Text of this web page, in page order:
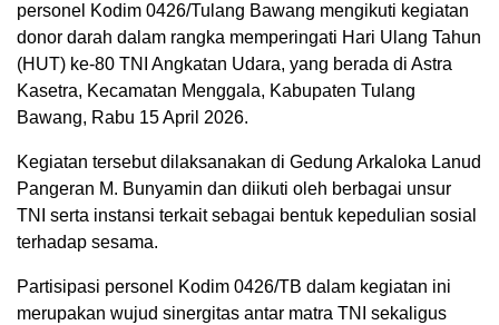
personel Kodim 0426/Tulang Bawang mengikuti kegiatan
donor darah dalam rangka memperingati Hari Ulang Tahun
(HUT) ke-80 TNI Angkatan Udara, yang berada di Astra
Kasetra, Kecamatan Menggala, Kabupaten Tulang
Bawang, Rabu 15 April 2026.
Kegiatan tersebut dilaksanakan di Gedung Arkaloka Lanud
Pangeran M. Bunyamin dan diikuti oleh berbagai unsur
TNI serta instansi terkait sebagai bentuk kepedulian sosial
terhadap sesama.
Partisipasi personel Kodim 0426/TB dalam kegiatan ini
merupakan wujud sinergitas antar matra TNI sekaligus